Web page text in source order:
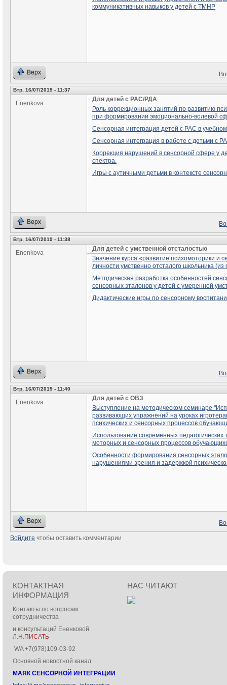
коммуникативных навыков у детей с ТМНР
Верх
Втр, 16/07/2019 - 11:37
Enenkova
Для детей с РАС/РДА
Роль коррекционных занятий по развитию
при формировании эмоционально-волевой
Сенсорная интеграция детей с РАС в
Сенсорная интеграция в работе с детьми с
Коррекция нарушений в сенсорной сфере у
спектра.
Игры с аутичными детьми в контексте
Верх
Втр, 16/07/2019 - 11:38
Enenkova
Для детей с умственной отсталостью
Значение курса «развитие психомоторики и
личности умственно отсталого школьника
Методическая разработка особенностей
сенсорных эталонов у детей с умеренной
Дидактические игры по сенсорному
Верх
Втр, 16/07/2019 - 11:40
Enenkova
Для детей с ОВЗ
Выступление на методическом семинаре
развивающих упражнений на уроках
психических и сенсорных процессов
Использование современных педагогических
моторных и сенсорных процессов
Особенности формирования сенсорных
нарушениями зрения и задержкой
Верх
Войдите чтобы оставить комментарии
КОНТАКТНАЯ
ИНФОРМАЦИЯ
Контакты по вопросам
сотрудничества
и консультаций Ененковой
Л.Н.ПИСАТЬ
WA +7(978)109-03-92
Основной новостной канал
МАЯК СЕНСОРНОЙ ИНТЕГРАЦИИ
НАС ЧИТАЮТ